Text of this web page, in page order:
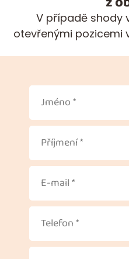
V případě shody
otevřenými pozicemi